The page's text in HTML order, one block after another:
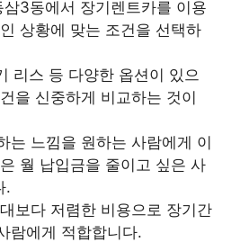
3동에서 장기렌트카를 이용
상황에 맞는 조건을 선택하
리스 등 다양한 옵션이 있으
을 신중하게 비교하는 것이
는 느낌을 원하는 사람에게 이
월 납입금을 줄이고 싶은 사
.
보다 저렴한 비용으로 장기간
람에게 적합합니다.